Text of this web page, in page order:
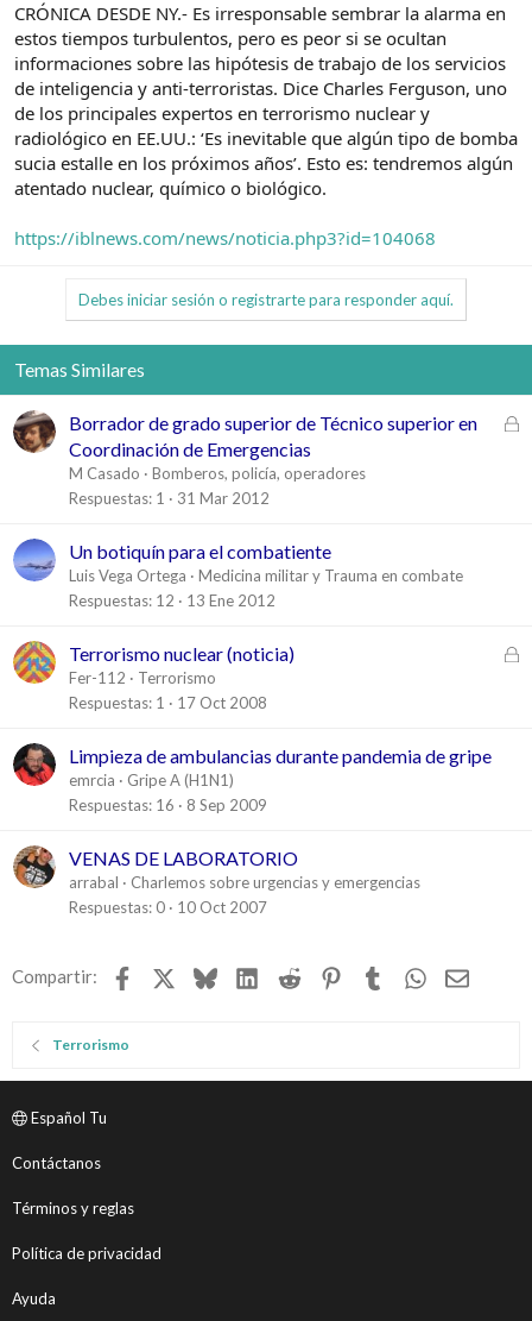
CRÓNICA DESDE NY.- Es irresponsable sembrar la alarma en
estos tiempos turbulentos, pero es peor si se ocultan
informaciones sobre las hipótesis de trabajo de los servicios
de inteligencia y anti-terroristas. Dice Charles Ferguson, uno
de los principales expertos en terrorismo nuclear y
radiológico en EE.UU.: ‘Es inevitable que algún tipo de bomba
sucia estalle en los próximos años’. Esto es: tendremos algún
atentado nuclear, químico o biológico.
https://iblnews.com/news/noticia.php3?id=104068
Debes iniciar sesión o registrarte para responder aquí.
Temas Similares
C
Borrador de grado superior de Técnico superior en
Coordinación de Emergencias
M Casado
Bomberos, policía, operadores
Respuestas 1 31 Mar 2012
Un botiquín para el combatiente
Luis Vega Ortega
Medicina militar y Trauma en combate
Respuestas 12 13 Ene 2012
C
Terrorismo nuclear (noticia)
Fer-112
Terrorismo
Respuestas 1 17 Oct 2008
Limpieza de ambulancias durante pandemia de gripe
emrcia
Gripe A (H1N1)
Respuestas 16 8 Sep 2009
VENAS DE LABORATORIO
arrabal
Charlemos sobre urgencias y emergencias
Respuestas 0 10 Oct 2007
Compartir: Facebook BlueskyLinkedIn
Reddit Pinterest
TumblrWhatsApp
Email
Terrorismo
Español Tu
Contáctanos
Términos y reglas
Política de privacidad
Ayuda